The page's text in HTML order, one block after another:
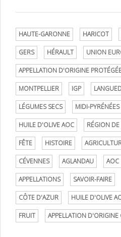
HAUTE-GARONNE HARICOT
GERS HÉRAULT UNION
APPELLATION D'ORIGINE
MONTPELLIER IGP
LÉGUMES SECS MIDI-PYRÉNÉES
HUILE D'OLIVE AOC RÉGION DE
FÊTE HISTOIRE
CÉVENNES AGLANDAU AOC
APPELLATIONS SAVOIR-FAIRE
CÔTE D'AZUR HUILE D'OLIVE
FRUIT APPELLATION D'ORIGINE